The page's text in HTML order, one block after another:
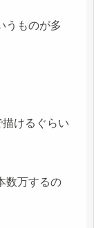
うものが多
けるぐらい
数万するの